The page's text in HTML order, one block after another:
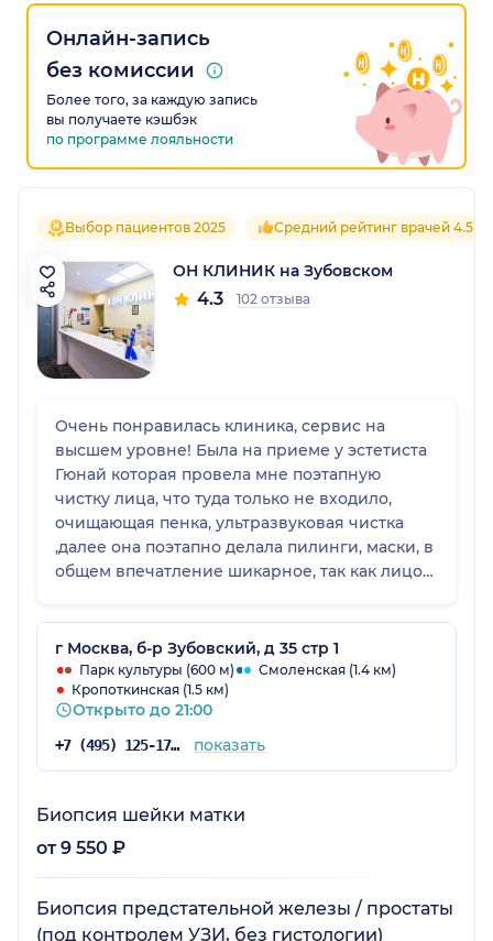
Онлайн-запись
без комиссии
Более того, за каждую запись
вы получаете кэшбэк
по программе лояльности
Выбор пациентов 2025 Средний рейтинг врачей 4.5
ОН КЛИНИК на Зубовском
4.3 102 отзыва
Очень понравилась клиника, сервис на
высшем уровне! Была на приеме у эстетиста
Гюнай которая провела мне поэтапную
чистку лица, что туда только не входило,
очищающая пенка, ультразвуковая чистка
,далее она поэтапно делала пилинги, маски, в
общем впечатление шикарное, так как лицо
хорошо особенно тем, у кого кожа
загрязнена или неровная, эти чистки даже
вырвнивают тон лица + убирают постакне
вместе с пигментацией!!! Советую делать
курсом, так как эффект накопительный!)
Далее через время так же у специалиста
массаж уберет вам на 60-70% целлюлит и
неровности кожи. Если хотите прям 100%
процедуры Гюнай так же делает
водорослевое обертывание, что обеспечит
г Москва, б-р Зубовский, д 35 стр 1
Парк культуры (600 м)
Смоленская (1.4 км)
Кропоткинская (1.5 км)
Открыто до 21:00
+7 (495) 125-17-00 показать
Биопсия шейки матки
от 9 550 ₽
Биопсия предстательной железы / простаты
(под контролем УЗИ, без гистологии)